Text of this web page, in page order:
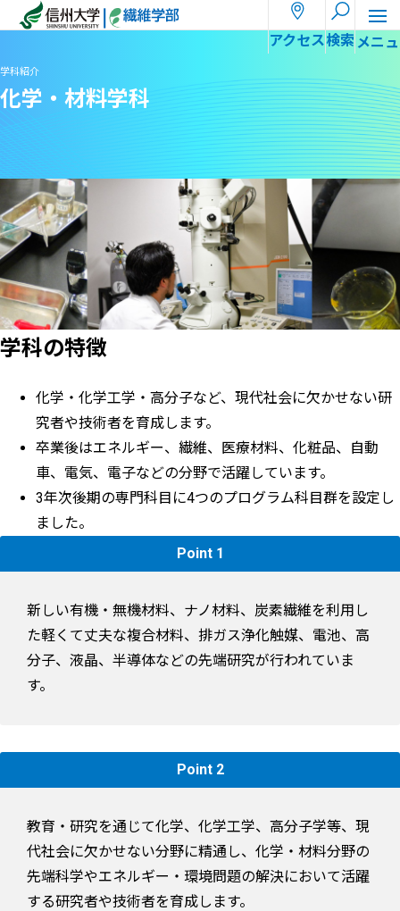
ホーム 学科紹介 化学・材料学科
学科紹介
化学・材料学科
学科の特徴
化学・化学工学・高分子など、現代社会に欠かせない研
究者や技術者を育成します。
卒業後はエネルギー、繊維、医療材料、化粧品、自動
車、電気、電子などの分野で活躍しています。
3年次後期の専門科目に4つのプログラム科目群を設定し
ました。
Point 1
新しい有機・無機材料、ナノ材料、炭素繊維を利用し
た軽くて丈夫な複合材料、排ガス浄化触媒、電池、高
分子、液晶、半導体などの先端研究が行われていま
す。
Point 2
教育・研究を通じて化学、化学工学、高分子学等、現
代社会に欠かせない分野に精通し、化学・材料分野の
先端科学やエネルギー・環境問題の解決において活躍
する研究者や技術者を育成します。
アクセス検索